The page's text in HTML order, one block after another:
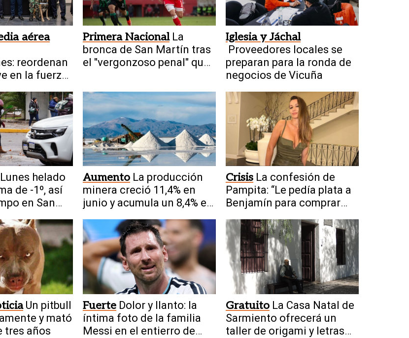
aérea
reordenan
en la fuerza
Primera Nacional La
bronca de San Martín tras
el "vergonzoso penal" que
Iglesia y Jáchal
Proveedores locales se
preparan para la ronda de
negocios de Vicuña
Lunes helado
de -1º, así
en San
Aumento La producción
minera creció 11,4% en
junio y acumula un 8,4% en
Crisis La confesión de
Pampita: “Le pedía plata a
Benjamín para comprar
Un pitbull
y mató
tres años
Fuerte Dolor y llanto: la
íntima foto de la familia
Messi en el entierro de
Gratuito La Casa Natal de
Sarmiento ofrecerá un
taller de origami y letras